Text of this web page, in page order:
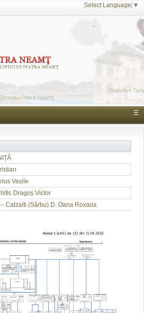
Select Language ▼
☰
Vasile
Dragoș Victor
Catzaiti (Sârbu) D. Oana Roxana